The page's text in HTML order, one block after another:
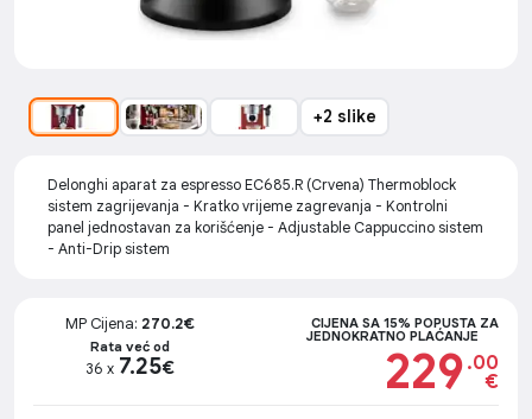
+2 slike
Delonghi aparat za espresso EC685.R (Crvena) Thermoblock
sistem zagrijevanja - Kratko vrijeme zagrevanja - Kontrolni
panel jednostavan za korišćenje - Adjustable Cappuccino sistem
- Anti-Drip sistem
MP Cijena: 270.2€
Rata već od
36 x 7.25€
CIJENA SA 15% POPUSTA ZA
JEDNOKRATNO PLAĆANJE
229 .00
€